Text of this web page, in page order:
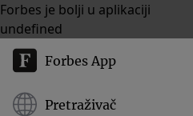
Forbes je bolji u aplikaciji
undefined
Forbes App
Pretraživač